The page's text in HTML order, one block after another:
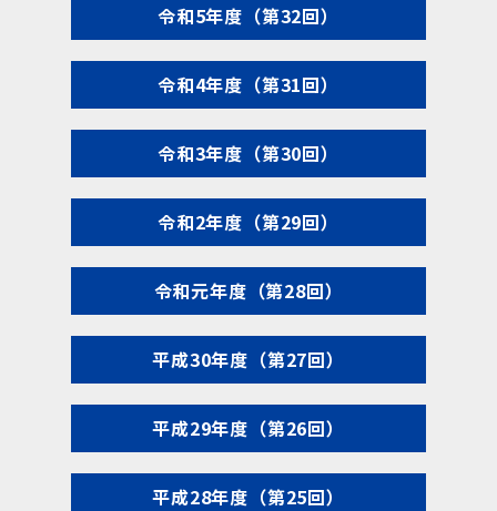
令和5年度（第32回）
令和4年度（第31回）
令和3年度（第30回）
令和2年度（第29回）
令和元年度（第28回）
平成30年度（第27回）
平成29年度（第26回）
平成28年度（第25回）